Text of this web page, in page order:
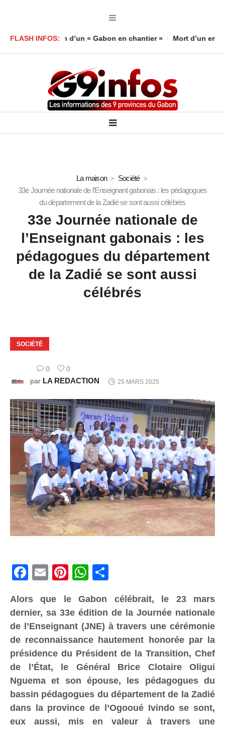
FLASH INFOS:
le bilan d’un « Gabon en chantier » Mort d’un enfant à
La maison
Société
33e Journée nationale de l’Enseignant gabonais : les pédagogues
du département de la Zadié se sont aussi célébrés
33e Journée nationale de
l’Enseignant gabonais : les
pédagogues du département
de la Zadié se sont aussi
célébrés
SOCIÉTÉ
0
0
par LA REDACTION 25 MARS 2025
Facebook
Email PinterestWhatsApp
Alors que le Gabon célébrait, le 23 mars
dernier, sa 33e édition de la Journée nationale
de l’Enseignant (JNE) à travers une cérémonie
de reconnaissance hautement honorée par la
présidence du Président de la Transition, Chef
de l’État, le Général Brice Clotaire Oligui
Nguema et son épouse, les pédagogues du
bassin pédagogues du département de la Zadié
dans la province de l’Ogooué Ivindo se sont,
eux aussi, mis en valeur à travers une